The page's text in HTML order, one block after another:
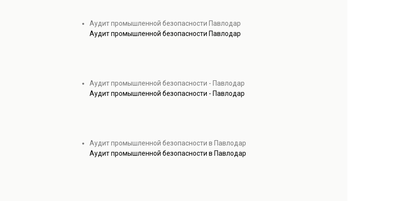
Аудит промышленной безопасности Павлодар
Аудит промышленной безопасности Павлодар
Аудит промышленной безопасности - Павлодар
Аудит промышленной безопасности - Павлодар
Аудит промышленной безопасности в Павлодар
Аудит промышленной безопасности в Павлодар